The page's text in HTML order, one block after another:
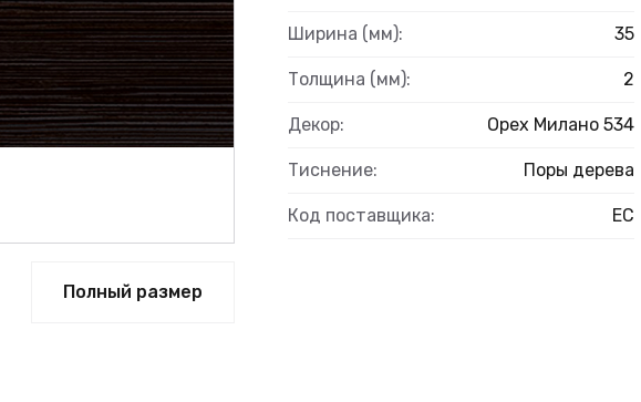
Полный размер
Ширина (мм): 35
Толщина (мм): 2
Декор: Орех Милано 534
Тиснение: Поры дерева
Код поставщика: ЕС